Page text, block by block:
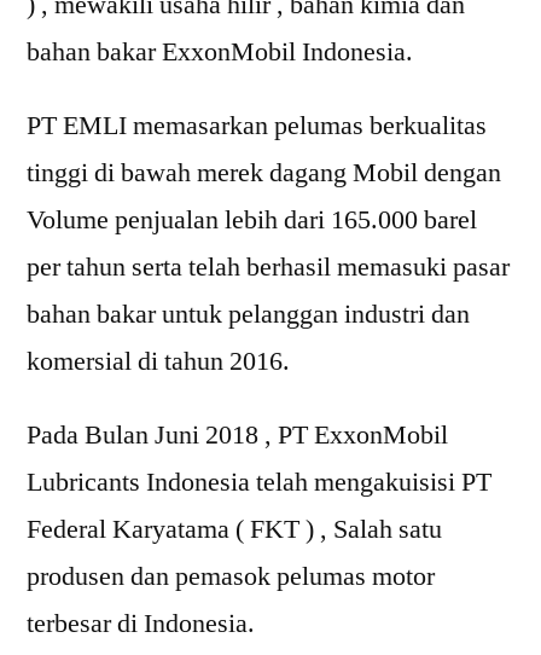
bahan bakar ExxonMobil Indonesia.
PT EMLI memasarkan pelumas berkualitas
tinggi di bawah merek dagang Mobil dengan
Volume penjualan lebih dari 165.000 barel
per tahun serta telah berhasil memasuki pasar
bahan bakar untuk pelanggan industri dan
komersial di tahun 2016.
Pada Bulan Juni 2018 , PT ExxonMobil
Lubricants Indonesia telah mengakuisisi PT
Federal Karyatama ( FKT ) , Salah satu
produsen dan pemasok pelumas motor
terbesar di Indonesia.